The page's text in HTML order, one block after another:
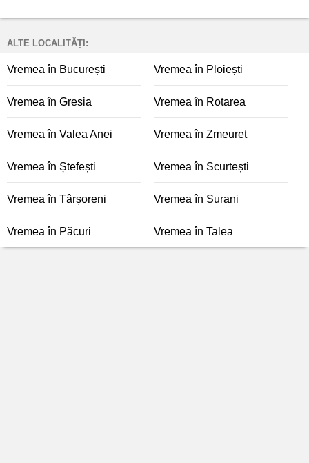
ALTE LOCALITĂȚI:
Vremea în București Vremea în Ploiești
Vremea în Gresia Vremea în Rotarea
Vremea în Valea Anei Vremea în Zmeuret
Vremea în Ștefești Vremea în Scurtești
Vremea în Târșoreni Vremea în Surani
Vremea în Păcuri Vremea în Talea